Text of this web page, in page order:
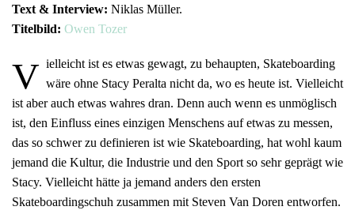
Text & Interview: Niklas Müller.
Titelbild: Owen Tozer
V ielleicht ist es etwas gewagt, zu behaupten, Skateboarding
wäre ohne Stacy Peralta nicht da, wo es heute ist. Vielleicht
ist aber auch etwas wahres dran. Denn auch wenn es unmöglisch
ist, den Einfluss eines einzigen Menschens auf etwas zu messen,
das so schwer zu definieren ist wie Skateboarding, hat wohl kaum
jemand die Kultur, die Industrie und den Sport so sehr geprägt wie
Stacy. Vielleicht hätte ja jemand anders den ersten
Skateboardingschuh zusammen mit Steven Van Doren entworfen.